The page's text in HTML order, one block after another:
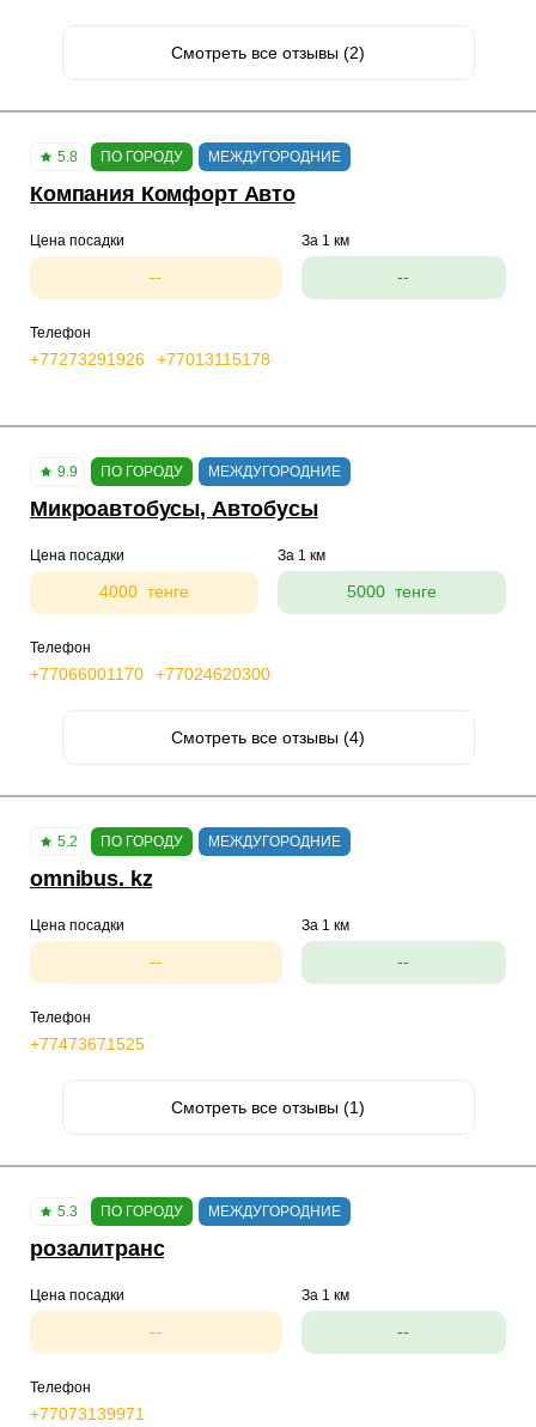
Смотреть все отзывы (2)
5.8 ПО ГОРОДУ МЕЖДУГОРОДНИЕ
Компания Комфорт Авто
Цена посадки
--
За 1 км
--
Телефон
+77273291926 +77013115178
9.9 ПО ГОРОДУ МЕЖДУГОРОДНИЕ
Микроавтобусы, Автобусы
Цена посадки
4000 тенге
За 1 км
5000 тенге
Телефон
+77066001170 +77024620300
Смотреть все отзывы (4)
5.2 ПО ГОРОДУ МЕЖДУГОРОДНИЕ
omnibus. kz
Цена посадки
--
За 1 км
--
Телефон
+77473671525
Смотреть все отзывы (1)
5.3 ПО ГОРОДУ МЕЖДУГОРОДНИЕ
розалитранс
Цена посадки
--
За 1 км
--
Телефон
+77073139971